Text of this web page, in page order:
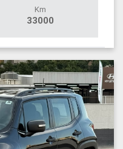
Km
33000